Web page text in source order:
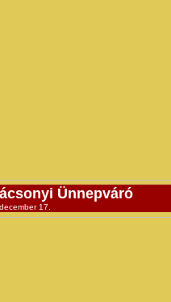
Ünnepváró
17.